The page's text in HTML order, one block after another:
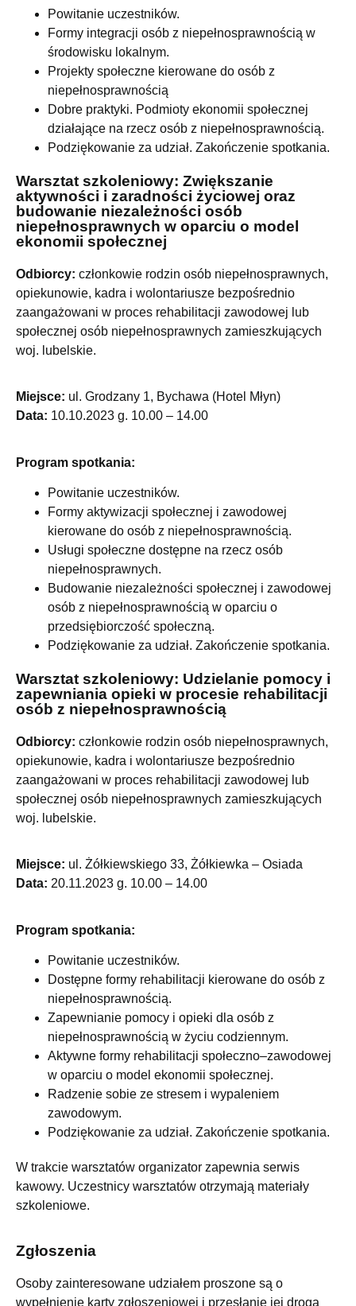
Powitanie uczestników.
Formy integracji osób z niepełnosprawnością w
środowisku lokalnym.
Projekty społeczne kierowane do osób z
niepełnosprawnością
Dobre praktyki. Podmioty ekonomii społecznej
działające na rzecz osób z niepełnosprawnością.
Podziękowanie za udział. Zakończenie spotkania.
Warsztat szkoleniowy: Zwiększanie
aktywności i zaradności życiowej oraz
budowanie niezależności osób
niepełnosprawnych w oparciu o model
ekonomii społecznej
Odbiorcy: członkowie rodzin osób niepełnosprawnych,
opiekunowie, kadra i wolontariusze bezpośrednio
zaangażowani w proces rehabilitacji zawodowej lub
społecznej osób niepełnosprawnych zamieszkujących
woj. lubelskie.
Miejsce: ul. Grodzany 1, Bychawa (Hotel Młyn)
Data: 10.10.2023 g. 10.00 – 14.00
Program spotkania:
Powitanie uczestników.
Formy aktywizacji społecznej i zawodowej
kierowane do osób z niepełnosprawnością.
Usługi społeczne dostępne na rzecz osób
niepełnosprawnych.
Budowanie niezależności społecznej i zawodowej
osób z niepełnosprawnością w oparciu o
przedsiębiorczość społeczną.
Podziękowanie za udział. Zakończenie spotkania.
Warsztat szkoleniowy: Udzielanie pomocy i
zapewniania opieki w procesie rehabilitacji
osób z niepełnosprawnością
Odbiorcy: członkowie rodzin osób niepełnosprawnych,
opiekunowie, kadra i wolontariusze bezpośrednio
zaangażowani w proces rehabilitacji zawodowej lub
społecznej osób niepełnosprawnych zamieszkujących
woj. lubelskie.
Miejsce: ul. Żółkiewskiego 33, Żółkiewka – Osiada
Data: 20.11.2023 g. 10.00 – 14.00
Program spotkania:
Powitanie uczestników.
Dostępne formy rehabilitacji kierowane do osób z
niepełnosprawnością.
Zapewnianie pomocy i opieki dla osób z
niepełnosprawnością w życiu codziennym.
Aktywne formy rehabilitacji społeczno–zawodowej
w oparciu o model ekonomii społecznej.
Radzenie sobie ze stresem i wypaleniem
zawodowym.
Podziękowanie za udział. Zakończenie spotkania.
W trakcie warsztatów organizator zapewnia serwis
kawowy. Uczestnicy warsztatów otrzymają materiały
szkoleniowe.
Zgłoszenia
Osoby zainteresowane udziałem proszone są o
wypełnienie karty zgłoszeniowej i przesłanie jej drogą